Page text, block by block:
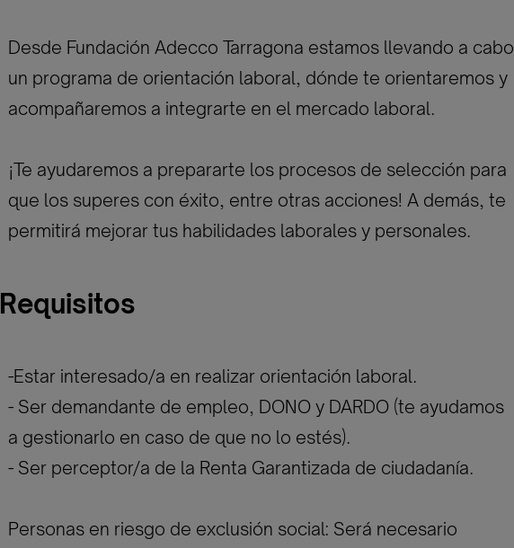
Desde Fundación Adecco Tarragona estamos llevando a cabo
un programa de orientación laboral, dónde te orientaremos y
acompañaremos a integrarte en el mercado laboral.
¡Te ayudaremos a prepararte los procesos de selección para
que los superes con éxito, entre otras acciones! A demás, te
permitirá mejorar tus habilidades laborales y personales.
Requisitos
-Estar interesado/a en realizar orientación laboral.
- Ser demandante de empleo, DONO y DARDO (te ayudamos
a gestionarlo en caso de que no lo estés).
- Ser perceptor/a de la Renta Garantizada de ciudadanía.
Personas en riesgo de exclusión social: Será necesario